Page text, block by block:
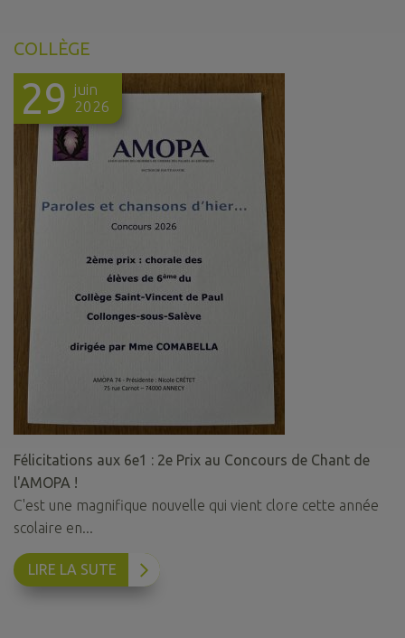
COLLÈGE
29 juin
2026
Félicitations aux 6e1 : 2e Prix au Concours de Chant de
l'AMOPA !
C'est une magnifique nouvelle qui vient clore cette année
scolaire en...
LIRE LA SUTE